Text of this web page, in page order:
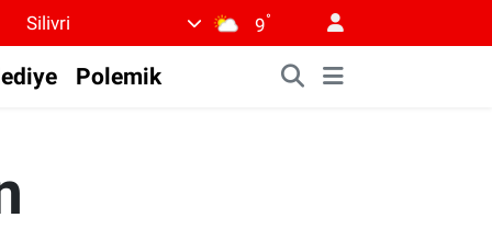
Silivri 9°
Polemik